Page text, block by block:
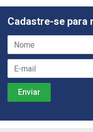
Cadastre-se para